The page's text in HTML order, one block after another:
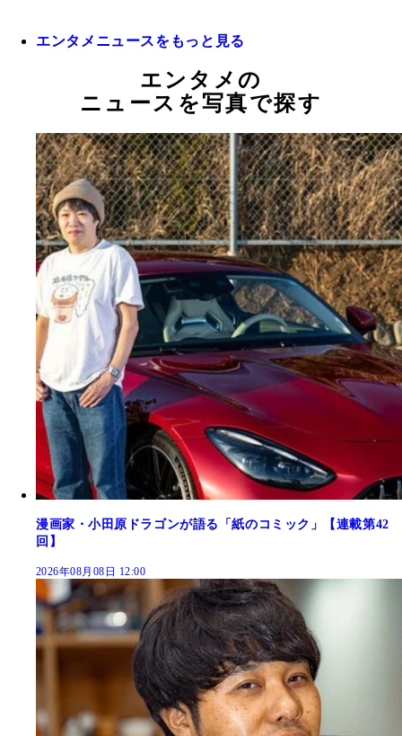
エンタメニュースをもっと見る
エンタメの
ニュースを写真で探す
漫画家・小田原ドラゴンが語る「紙のコミック」【連載第42
回】
2026年08月08日 12:00